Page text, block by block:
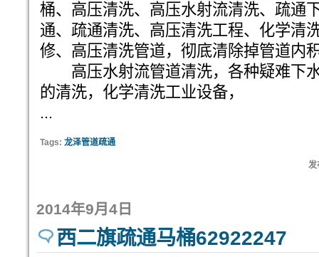
桶、高压清洗、高压水射流清洗、疏通
通、疏通清洗、高压清洗工程、化学清
修、高压清洗管道，彻底清除掉管道内
高压水射流管道清洗，各种疑难下
的清洗，化学清洗工业设备，
...
Tags: 龙泽管道疏通
发
2014年9月4日
西二旗疏通马桶62922247